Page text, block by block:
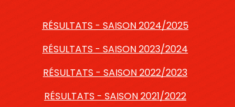
RÉSULTATS - SAISON 2024/2025
RÉSULTATS - SAISON 2023/2024
RÉSULTATS - SAISON 2022/2023
RÉSULTATS - SAISON 2021/2022